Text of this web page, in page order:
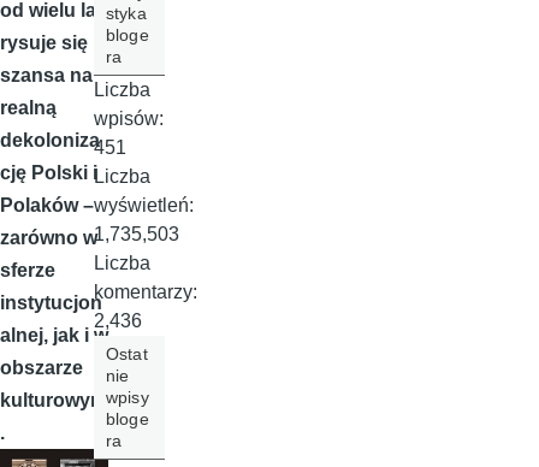
od wielu lat
rysuje się
szansa na
realną
dekoloniza
cję Polski i
Polaków –
zarówno w
sferze
instytucjon
alnej, jak i w
obszarze
kulturowym
.
styka
bloge
ra
Liczba
wpisów:
451
Liczba
wyświetleń:
1,735,503
Liczba
komentarzy:
2,436
Ostat
nie
wpisy
bloge
ra